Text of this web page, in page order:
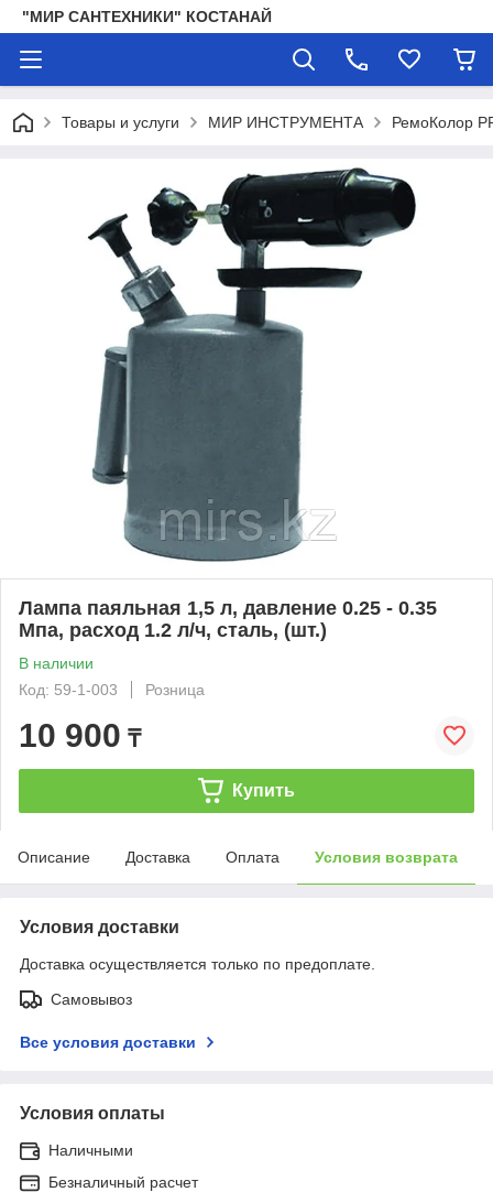
"МИР САНТЕХНИКИ" КОСТАНАЙ
Товары и услуги МИР ИНСТРУМЕНТА РемоКолор
Лампа паяльная 1,5 л, давление 0.25 - 0.35
Мпа, расход 1.2 л/ч, сталь, (шт.)
В наличии
Код: 59-1-003
Розница
10 900 ₸
Купить
Описание Доставка Оплата Условия возврата
Условия доставки
Доставка осуществляется только по предоплате.
Самовывоз
Все условия доставки
Условия оплаты
Наличными
Безналичный расчет